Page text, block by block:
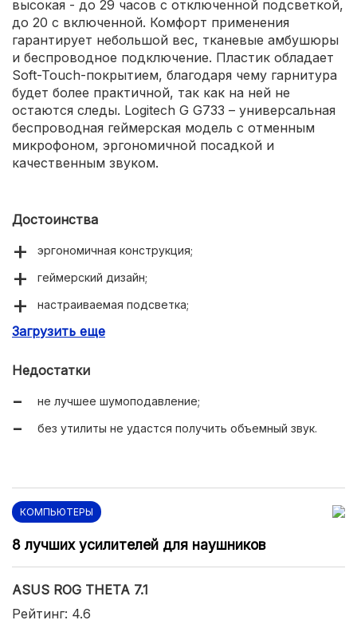
высокая - до 29 часов с отключенной подсветкой,
до 20 с включенной. Комфорт применения
гарантирует небольшой вес, тканевые амбушюры
и беспроводное подключение. Пластик обладает
Soft-Touch-покрытием, благодаря чему гарнитура
будет более практичной, так как на ней не
остаются следы. Logitech G G733 – универсальная
беспроводная геймерская модель с отменным
микрофоном, эргономичной посадкой и
качественным звуком.
Достоинства
эргономичная конструкция;
геймерский дизайн;
настраиваемая подсветка;
качество используемых материалов;
широкий радиус работы (10 м);
достаточная автономность (до 29 часов);
подзарядка через USB Type-C;
наличие покрытия Soft-Touch.
Загрузить еще
Недостатки
не лучшее шумоподавление;
без утилиты не удастся получить объемный звук.
КОМПЬЮТЕРЫ
8 лучших усилителей для наушников
ASUS ROG THETA 7.1
Рейтинг: 4.6